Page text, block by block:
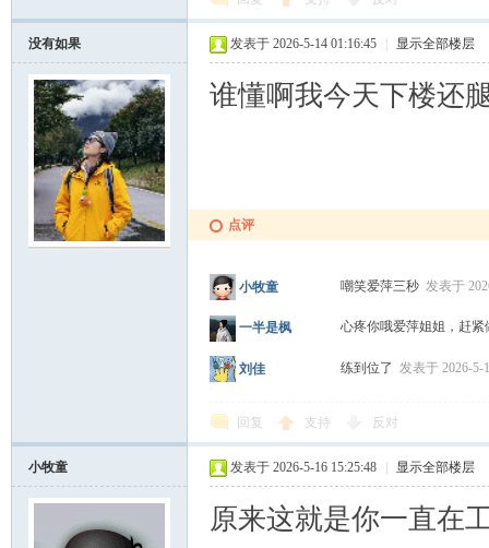
没有如果 发表于 2026-5-14 01:16:45 显示全部楼层
谁懂啊我今天下楼还
点评
小牧童 嘲笑爱萍三秒 发表于
一半是枫 心疼你哦爱萍姐姐，赶
刘佳 练到位了 发表于 2026-5-
回复 支持 反对
小牧童 发表于 2026-5-16 15:25:48 显示全部楼层
原来这就是你一直在